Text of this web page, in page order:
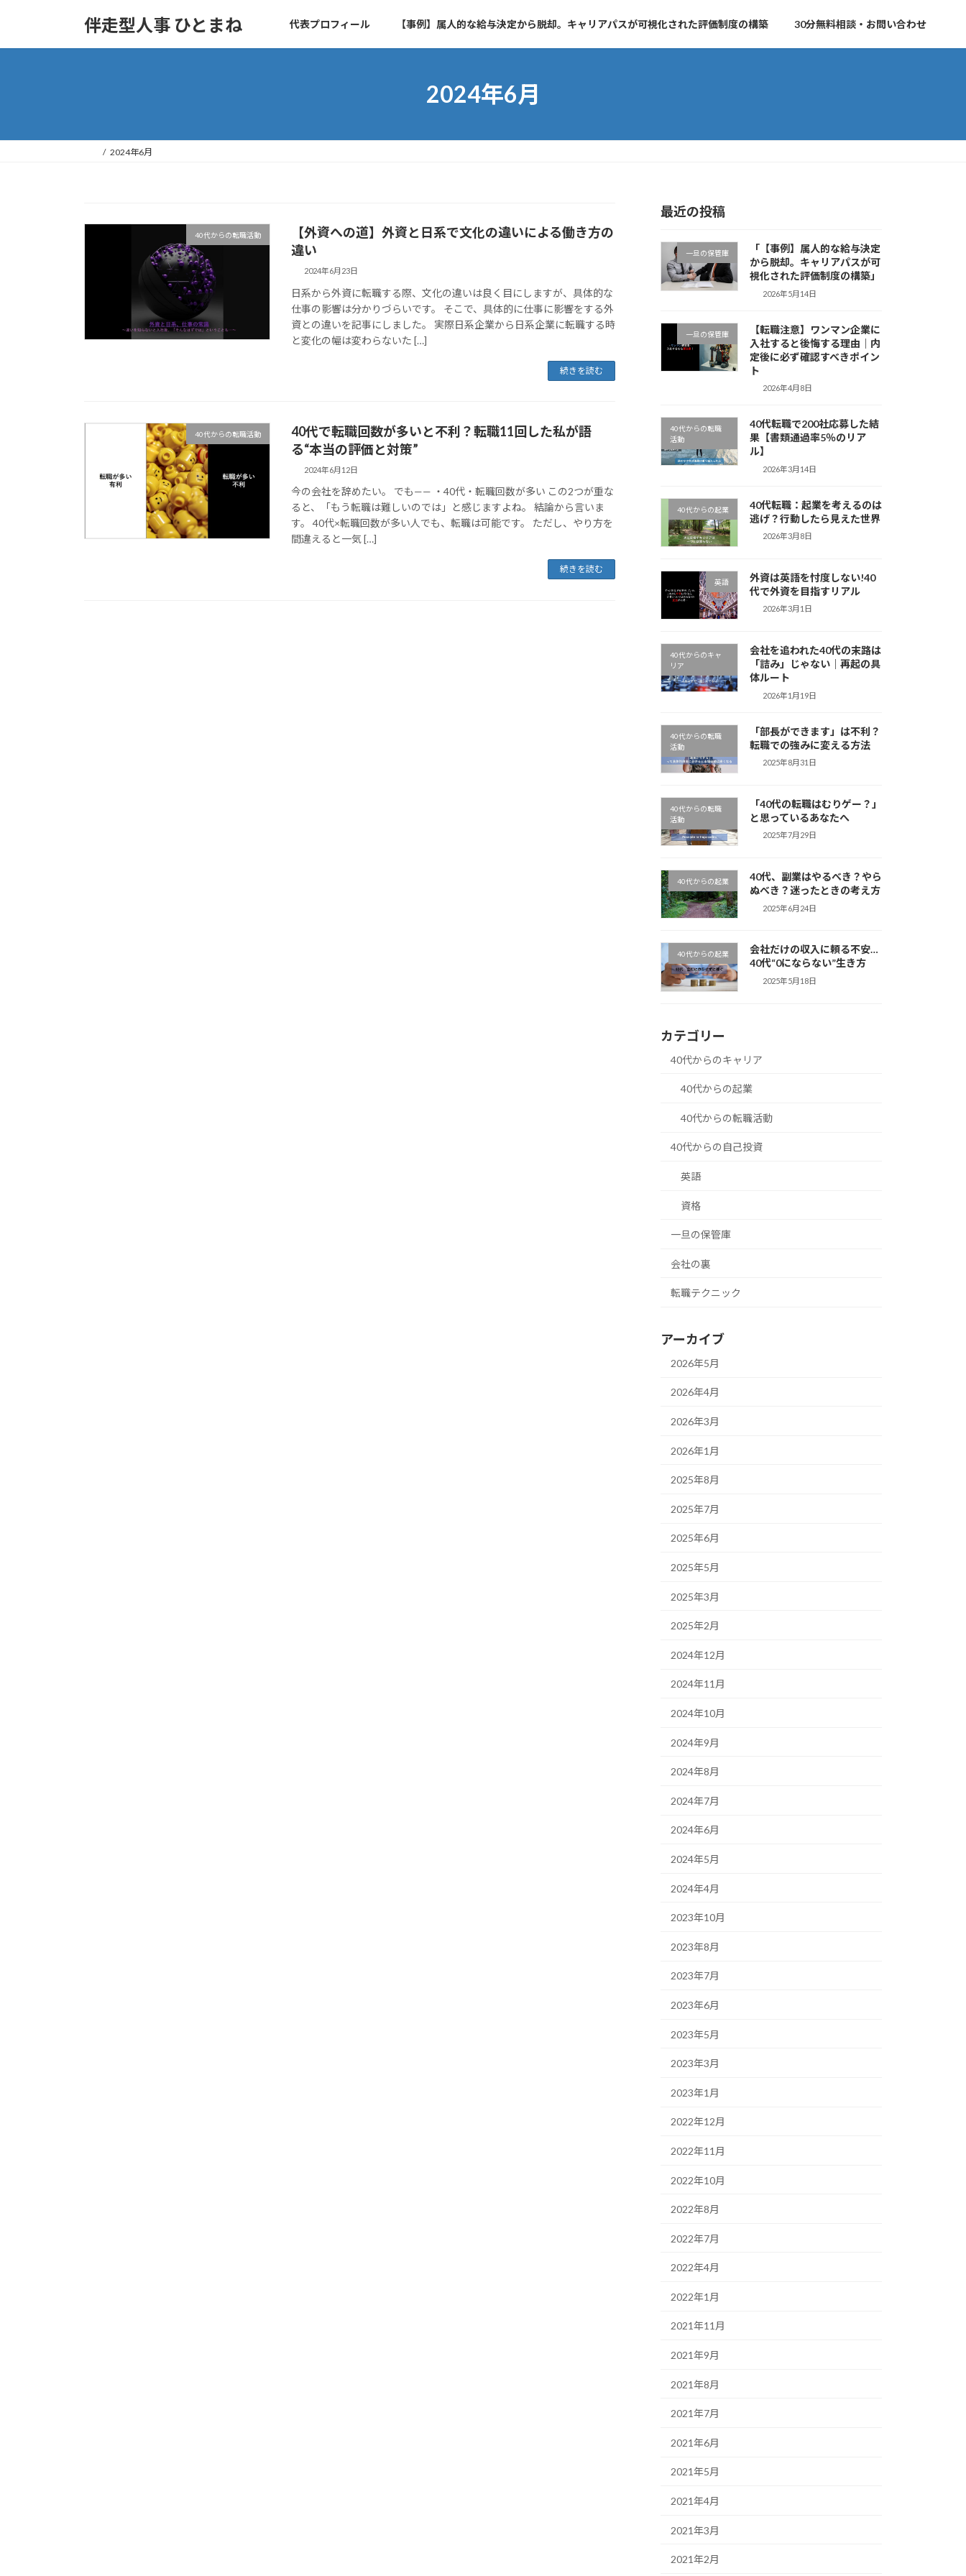
伴走型人事 ひとまね 代表プロフィール 【事例】属人的な給与決定から脱却。キャリアパスが可視化された評価制度の構築 30分無料相談・お問い合わせ
2024年6月
2024年6月
40代からの転職活動
【外資への道】外資と日系で文化の違いによる働き方の
違い
2024年6月23日
日系から外資に転職する際、文化の違いは良く目にしますが、具体的な
仕事の影響は分かりづらいです。 そこで、具体的に仕事に影響をする外
資との違いを記事にしました。 実際日系企業から日系企業に転職する時
と変化の幅は変わらないた […]
続きを読む
40代からの転職活動
40代で転職回数が多いと不利？転職11回した私が語
る“本当の評価と対策”
2024年6月12日
今の会社を辞めたい。 でも—— ・40代・転職回数が多い この2つが重な
ると、「もう転職は難しいのでは」と感じますよね。 結論から言いま
す。 40代×転職回数が多い人でも、転職は可能です。 ただし、やり方を
間違えると一気 […]
続きを読む
最近の投稿
一旦の保管庫
「【事例】属人的な給与決定
から脱却。キャリアパスが可
視化された評価制度の構築」
2026年5月14日
一旦の保管庫
【転職注意】ワンマン企業に
入社すると後悔する理由｜内
定後に必ず確認すべきポイン
ト
2026年4月8日
40代からの転職
活動
40代転職で200社応募した結
果【書類通過率5％のリア
ル】
2026年3月14日
40代からの起業
40代転職：起業を考えるのは
逃げ？行動したら見えた世界
2026年3月8日
英語
外資は英語を忖度しない!40
代で外資を目指すリアル
2026年3月1日
40代からのキャ
リア
会社を追われた40代の末路は
「詰み」じゃない｜再起の具
体ルート
2026年1月19日
40代からの転職
活動
「部長ができます」は不利？
転職での強みに変える方法
2025年8月31日
40代からの転職
活動
「40代の転職はむりゲー？」
と思っているあなたへ
2025年7月29日
40代からの起業
40代、副業はやるべき？やら
ぬべき？迷ったときの考え方
2025年6月24日
40代からの起業
会社だけの収入に頼る不安…
40代“0にならない”生き方
2025年5月18日
カテゴリー
40代からのキャリア
40代からの起業
40代からの転職活動
40代からの自己投資
英語
資格
一旦の保管庫
会社の裏
転職テクニック
アーカイブ
2026年5月
2026年4月
2026年3月
2026年1月
2025年8月
2025年7月
2025年6月
2025年5月
2025年3月
2025年2月
2024年12月
2024年11月
2024年10月
2024年9月
2024年8月
2024年7月
2024年6月
2024年5月
2024年4月
2023年10月
2023年8月
2023年7月
2023年6月
2023年5月
2023年3月
2023年1月
2022年12月
2022年11月
2022年10月
2022年8月
2022年7月
2022年4月
2022年1月
2021年11月
2021年9月
2021年8月
2021年7月
2021年6月
2021年5月
2021年4月
2021年3月
2021年2月